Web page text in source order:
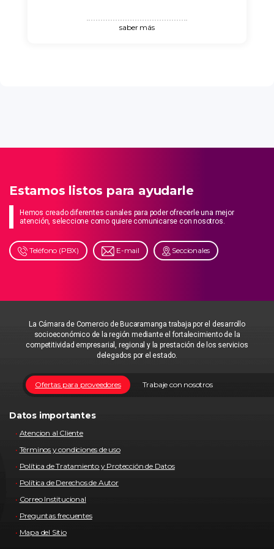
saber más
Estamos listos para ayudarle
Hemos creado diferentes canales para poder ofrecerle una mejor
atención, seleccione como quiere comunicarse con nosotros.
Teléfono (PBX) E-mail Seccionales
La Cámara de Comercio de Bucaramanga trabaja por el desarrollo
socioeconómico de la región mediante el fortalecimiento de la
competitividad empresarial, regional y la prestación de los servicios
delegados por el estado.
Trabaje con nosotros
Ofertas para proveedores
Datos importantes
Atencion al Cliente
Términos y condiciones de uso
Política de Tratamiento y Protección de Datos
Política de Derechos de Autor
Correo Institucional
Preguntas frecuentes
Mapa del Sitio